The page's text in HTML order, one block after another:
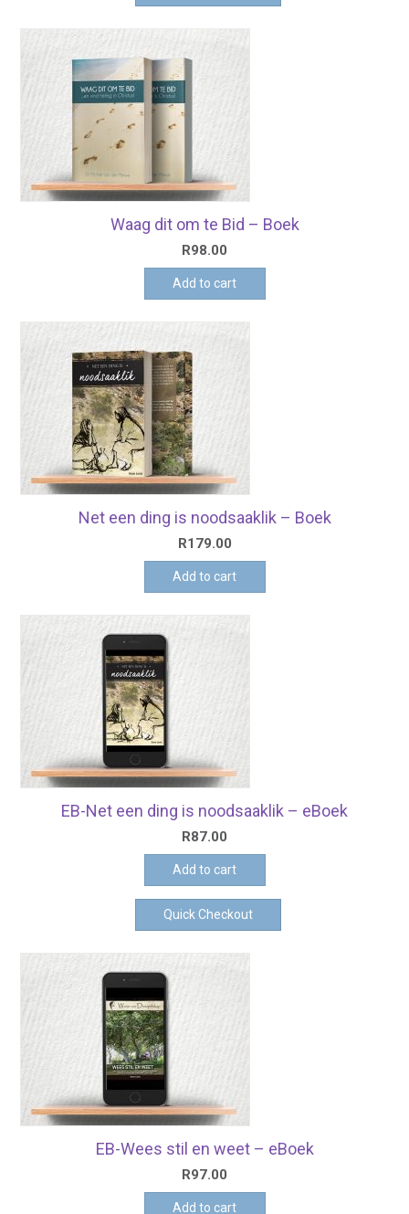
Waag dit om te Bid – Boek
R98.00
Add to cart
Net een ding is noodsaaklik – Boek
R179.00
Add to cart
EB-Net een ding is noodsaaklik – eBoek
R87.00
Add to cart
Quick Checkout
EB-Wees stil en weet – eBoek
R97.00
Add to cart